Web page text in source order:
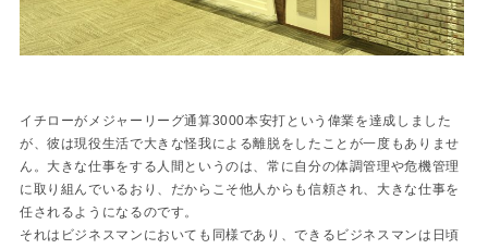
イチローがメジャーリーグ通算3000本安打という偉業を達成しました
が、彼は現役生活で大きな怪我による離脱をしたことが一度もありませ
ん。大きな仕事をする人間というのは、常に自分の体調管理や危機管理
に取り組んでいるおり、だからこそ他人からも信頼され、大きな仕事を
任されるようになるのです。
それはビジネスマンにおいても同様であり、できるビジネスマンは日頃